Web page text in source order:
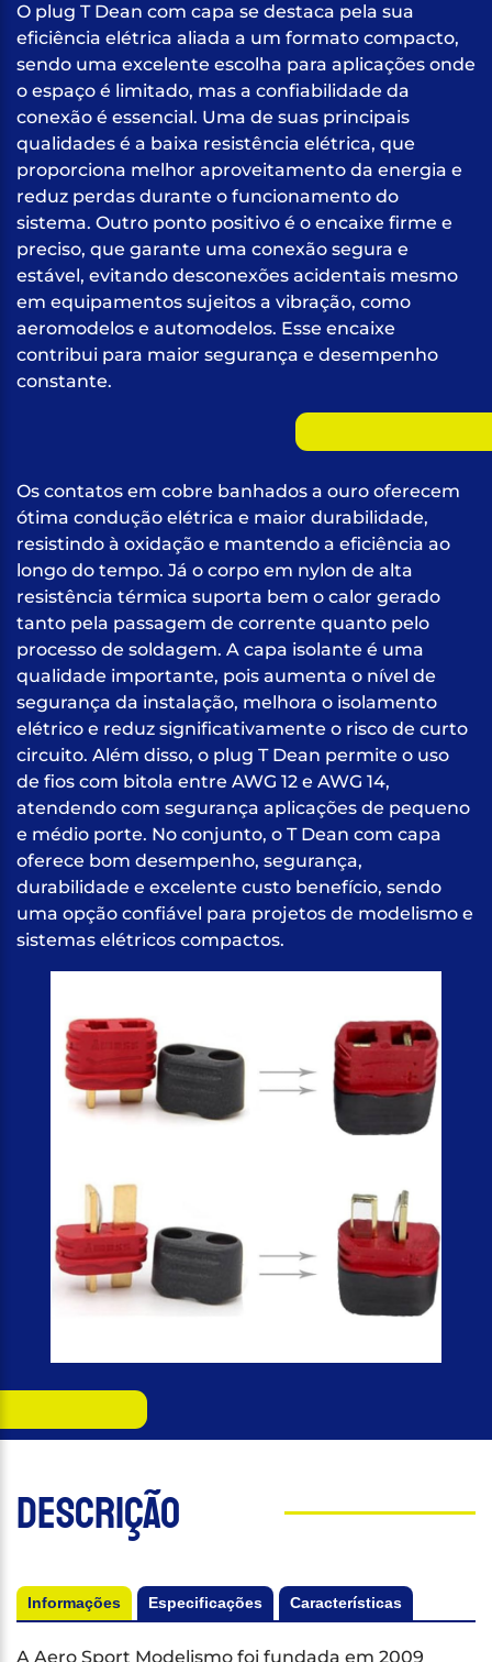
O plug T Dean com capa se destaca pela sua
eficiência elétrica aliada a um formato compacto,
sendo uma excelente escolha para aplicações onde
o espaço é limitado, mas a confiabilidade da
conexão é essencial. Uma de suas principais
qualidades é a baixa resistência elétrica, que
proporciona melhor aproveitamento da energia e
reduz perdas durante o funcionamento do
sistema. Outro ponto positivo é o encaixe firme e
preciso, que garante uma conexão segura e
estável, evitando desconexões acidentais mesmo
em equipamentos sujeitos a vibração, como
aeromodelos e automodelos. Esse encaixe
contribui para maior segurança e desempenho
constante.
Os contatos em cobre banhados a ouro oferecem
ótima condução elétrica e maior durabilidade,
resistindo à oxidação e mantendo a eficiência ao
longo do tempo. Já o corpo em nylon de alta
resistência térmica suporta bem o calor gerado
tanto pela passagem de corrente quanto pelo
processo de soldagem. A capa isolante é uma
qualidade importante, pois aumenta o nível de
segurança da instalação, melhora o isolamento
elétrico e reduz significativamente o risco de curto
circuito. Além disso, o plug T Dean permite o uso
de fios com bitola entre AWG 12 e AWG 14,
atendendo com segurança aplicações de pequeno
e médio porte. No conjunto, o T Dean com capa
oferece bom desempenho, segurança,
durabilidade e excelente custo benefício, sendo
uma opção confiável para projetos de modelismo e
sistemas elétricos compactos.
Descrição
Informações Especificações Características
A Aero Sport Modelismo foi fundada em 2009